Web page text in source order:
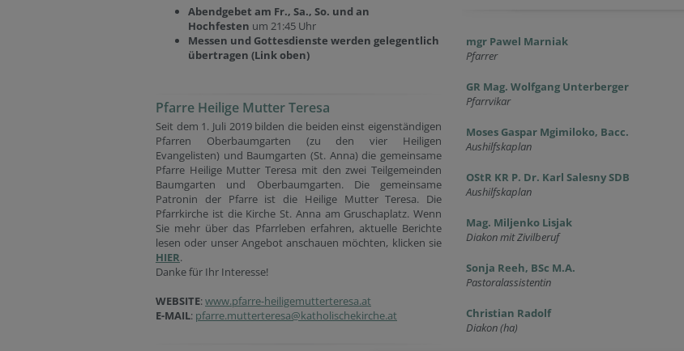
Abendgebet am Fr., Sa., So. und an
Hochfesten um 21:45 Uhr
Messen und Gottesdienste werden gelegentlich
übertragen (Link oben)
Pfarre Heilige Mutter Teresa
Seit dem 1. Juli 2019 bilden die beiden einst eigenständigen
Pfarren Oberbaumgarten (zu den vier Heiligen
Evangelisten) und Baumgarten (St. Anna) die gemeinsame
Pfarre Heilige Mutter Teresa mit den zwei Teilgemeinden
Baumgarten und Oberbaumgarten. Die gemeinsame
Patronin der Pfarre ist die Heilige Mutter Teresa. Die
Pfarrkirche ist die Kirche St. Anna am Gruschaplatz. Wenn
Sie mehr über das Pfarrleben erfahren, aktuelle Berichte
lesen oder unser Angebot anschauen möchten, klicken sie
HIER.
Danke für Ihr Interesse!
WEBSITE:www.pfarre-heiligemutterteresa.at
E-MAIL: pfarre.mutterteresa@katholischekirche.at
mgr Pawel Marniak
Pfarrer
GR Mag. Wolfgang Unterberger
Pfarrvikar
Moses Gaspar Mgimiloko, Bacc.
Aushilfskaplan
OStR KR P. Dr. Karl Salesny SDB
Aushilfskaplan
Mag. Miljenko Lisjak
Diakon mit Zivilberuf
Sonja Reeh, BSc M.A.
Pastoralassistentin
Christian Radolf
Diakon (ha)